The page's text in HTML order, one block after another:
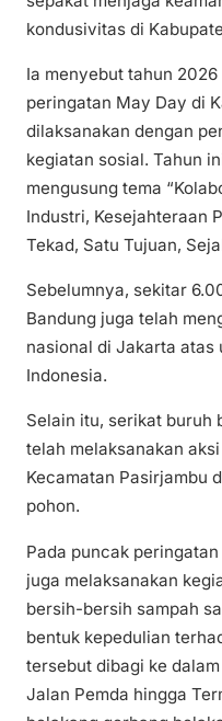
kondusivitas di
Ia menyebut tahun
peringatan May Day di
dilaksanakan dengan
kegiatan sosial. Tahun
mengusung tema
Industri, Kesejahteraan
Tekad, Satu Tujuan,
Sebelumnya, sekitar
Bandung juga telah
nasional di Jakarta atas
Indonesia.
Selain itu, serikat buruh
telah melaksanakan
Kecamatan Pasirjambu
pohon.
Pada puncak
juga melaksanakan
bersih-bersih sampah
bentuk kepedulian
tersebut dibagi ke
Jalan Pemda hingga